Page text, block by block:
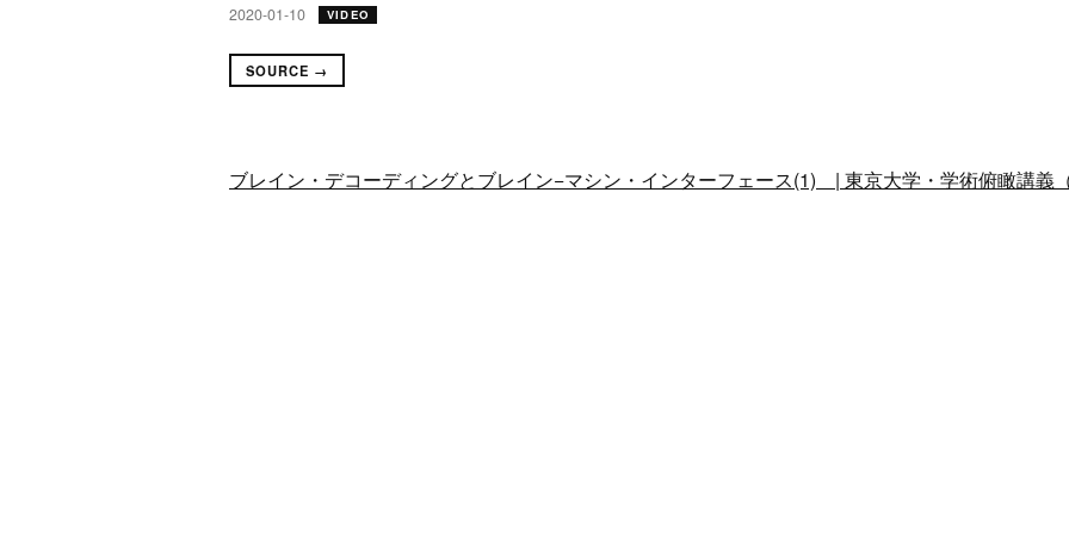
2020-01-10 VIDEO
SOURCE →
ブレイン・デコーディングとブレイン−マシン・インターフェース(1) | 東京大学・学術俯瞰講義